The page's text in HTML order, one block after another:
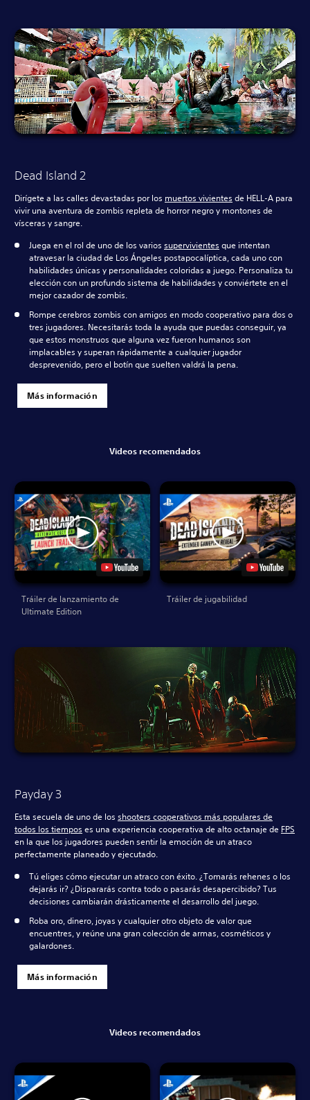
Dead Island 2
Dirígete a las calles devastadas por los muertos vivientes de HELL-A para
vivir una aventura de zombis repleta de horror negro y montones de
vísceras y sangre.
Juega en el rol de uno de los varios supervivientes que intentan
atravesar la ciudad de Los Ángeles postapocalíptica, cada uno con
habilidades únicas y personalidades coloridas a juego. Personaliza tu
elección con un profundo sistema de habilidades y conviértete en el
mejor cazador de zombis.
Rompe cerebros zombis con amigos en modo cooperativo para dos o
tres jugadores. Necesitarás toda la ayuda que puedas conseguir, ya
que estos monstruos que alguna vez fueron humanos son
implacables y superan rápidamente a cualquier jugador
desprevenido, pero el botín que suelten valdrá la pena.
Más información
Videos recomendados
Tráiler de lanzamiento de
Ultimate Edition
Tráiler de jugabilidad
Payday 3
Esta secuela de uno de los shooters cooperativos más populares de
todos los tiempos es una experiencia cooperativa de alto octanaje de FPS
en la que los jugadores pueden sentir la emoción de un atraco
perfectamente planeado y ejecutado.
Tú eliges cómo ejecutar un atraco con éxito. ¿Tomarás rehenes o los
dejarás ir? ¿Dispararás contra todo o pasarás desapercibido? Tus
decisiones cambiarán drásticamente el desarrollo del juego.
Roba oro, dinero, joyas y cualquier otro objeto de valor que
encuentres, y reúne una gran colección de armas, cosméticos y
galardones.
Más información
Videos recomendados